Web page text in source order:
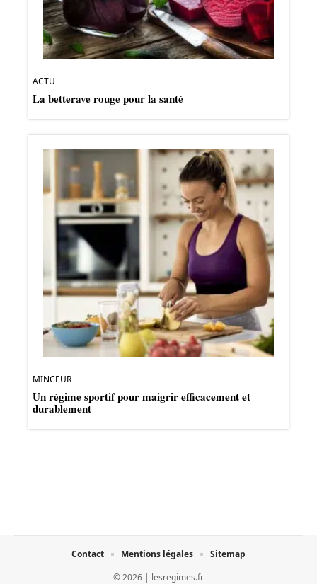
ACTU
La betterave rouge pour la santé
MINCEUR
Un régime sportif pour maigrir efficacement et
durablement
© 2026 | lesregimes.fr
Contact Mentions légales Sitemap